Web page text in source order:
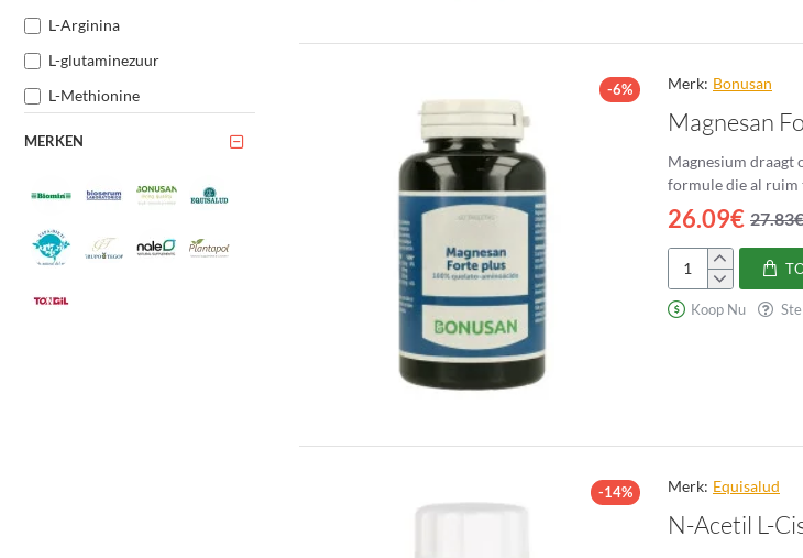
L-Arginina
L-glutaminezuur
L-Methionine
N-Acetil
Selenium
MERKEN
-6% Merk: Bonusan
Magnesan
Magnesium draagt
formule die al ruim
26.09€ 27.83€
Magnesan
ForteKoop Nu
-14% Merk: Equisalud
N-Acetil L-